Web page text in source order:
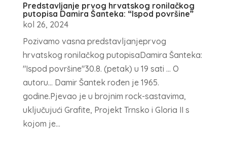
Predstavljanje prvog hrvatskog ronilačkog
putopisa Damira Šanteka: “Ispod površine”
kol 26, 2024
Pozivamo vasna predstavljanjeprvog
hrvatskog ronilačkog putopisaDamira Šanteka:
"Ispod površine"30.8. (petak) u 19 sati ... O
autoru... Damir Šantek rođen je 1965.
godine.Pjevao je u brojnim rock-sastavima,
uključujući Grafite, Projekt Trnsko i Gloria II s
kojom je...